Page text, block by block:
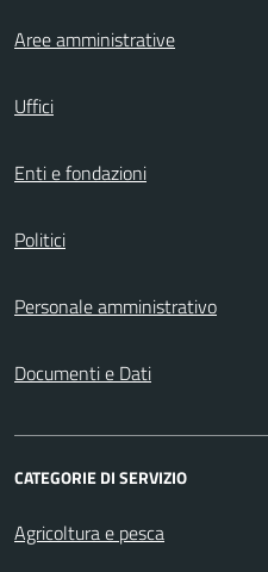
Aree amministrative
Uffici
Enti e fondazioni
Politici
Personale amministrativo
Documenti e Dati
CATEGORIE DI SERVIZIO
Agricoltura e pesca